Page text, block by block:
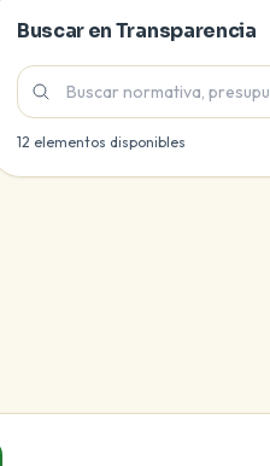
Buscar en Transparencia
Buscar secciones y
12 elementos disponibles